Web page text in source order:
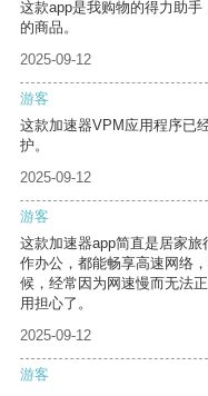
这款app是我购物的得力助
的商品。
2025-09-12
游客
这款加速器VPM应用程序已
护。
2025-09-12
游客
这款加速器app简直是居家
作办公，都能畅享高速网络
候，经常因为网速慢而无法
用担心了。
2025-09-12
游客